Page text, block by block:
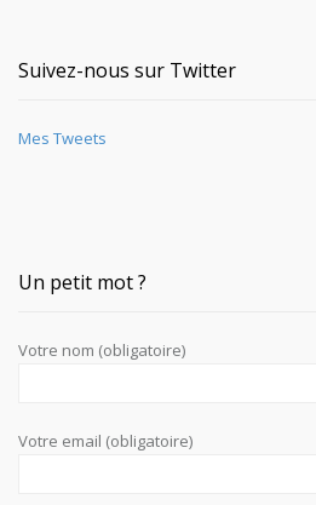
Suivez-nous sur Twitter
Mes Tweets
Un petit mot ?
Votre nom (obligatoire)
Votre email (obligatoire)